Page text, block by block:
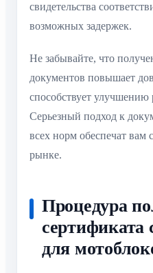
свидетельства
возможных задержек.
Не забывайте, что
документов повышает
способствует
Серьезный подход к
всех норм обеспечат вам
рынке.
Процедура
сертификата
для